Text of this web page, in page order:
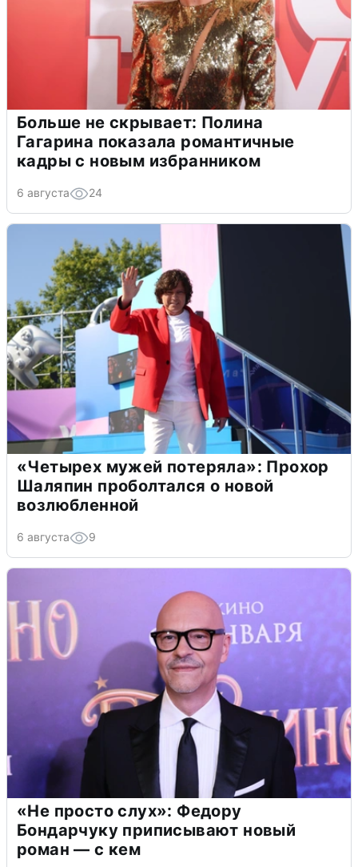
Больше не скрывает: Полина
Гагарина показала романтичные
кадры с новым избранником
6 августа 24
«Четырех мужей потеряла»: Прохор
Шаляпин проболтался о новой
возлюбленной
6 августа 9
«Не просто слух»: Федору
Бондарчуку приписывают новый
роман — с кем